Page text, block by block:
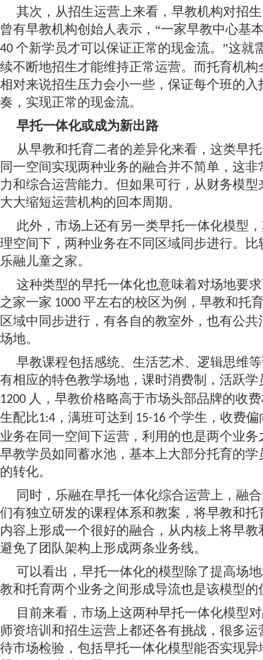
其次，从招生运营上来看，早教机构对招
曾有早教机构创始人表示，“一家早教中心基
40 个新学员才可以保证正常的现金流。”这就
续不断地招生才能维持正常运营。而托育机
相对来说招生压力会小一些，保证每个班的
奏，实现正常的现金流。
早托一体化或成为新出路
从早教和托育二者的差异化来看，这类早
同一空间实现两种业务的融合并不简单，这
力和综合运营能力。但如果可行，从财务模
大大缩短运营机构的回本周期。
此外，市场上还有另一类早托一体化模型
理空间下，两种业务在不同区域同步进行。
乐融儿童之家。
这种类型的早托一体化也意味着对场地要
之家一家 1000 平左右的校区为例，早教和托
区域中同步进行，有各自的教室外，也有公
场地。
早教课程包括感统、生活艺术、逻辑思维
有相应的特色教学场地，课时消费制，活跃学
1200 人，早教价格略高于市场头部品牌的收
生配比1:4 ，满班可达到 15-16 个学生，收费
业务在同一空间下运营，利用的也是两个业
早教学员如同蓄水池，基本上大部分托育的
的转化。
同时，乐融在早托一体化综合运营上，融
们有独立研发的课程体系和教案，将早教和
内容上形成一个很好的融合，从内核上将早
避免了团队架构上形成两条业务线。
可以看出，早托一体化的模型除了提高场
教和托育两个业务之间形成导流也是该模型的
目前来看，市场上这两种早托一体化模型
师资培训和招生运营上都还各有挑战，很多
待市场检验，包括早托一体化模型能否实现